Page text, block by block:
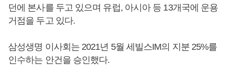
던에 본사를 두고 있으며 유럽, 아시아 등 13개국에 운용
거점을 두고 있다.
삼성생명 이사회는 2021년 5월 세빌스IM의 지분 25%를
인수하는 안건을 승인했다.